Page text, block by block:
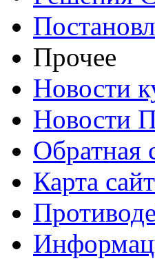
Прочее
Новости
Новости
Обратная
Карта